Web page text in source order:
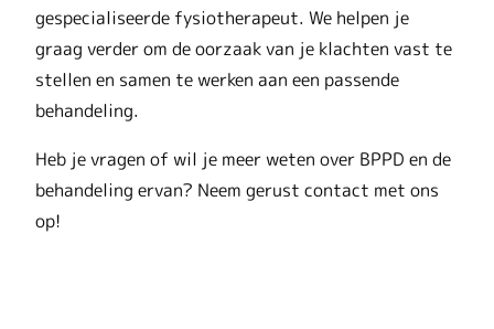
gespecialiseerde fysiotherapeut. We helpen je
graag verder om de oorzaak van je klachten vast te
stellen en samen te werken aan een passende
behandeling.
Heb je vragen of wil je meer weten over BPPD en de
behandeling ervan? Neem gerust contact met ons
op!